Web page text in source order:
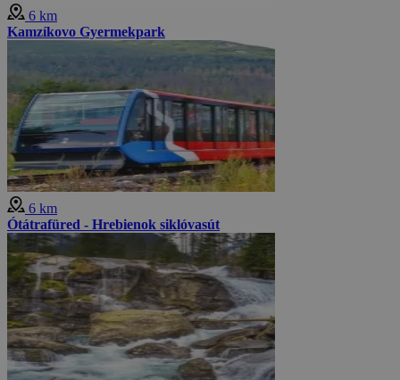
6 km
Kamzíkovo Gyermekpark
6 km
Ótátrafüred - Hrebienok siklóvasút